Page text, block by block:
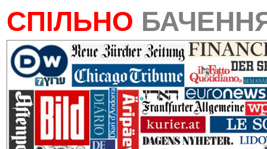
СПІЛЬНО